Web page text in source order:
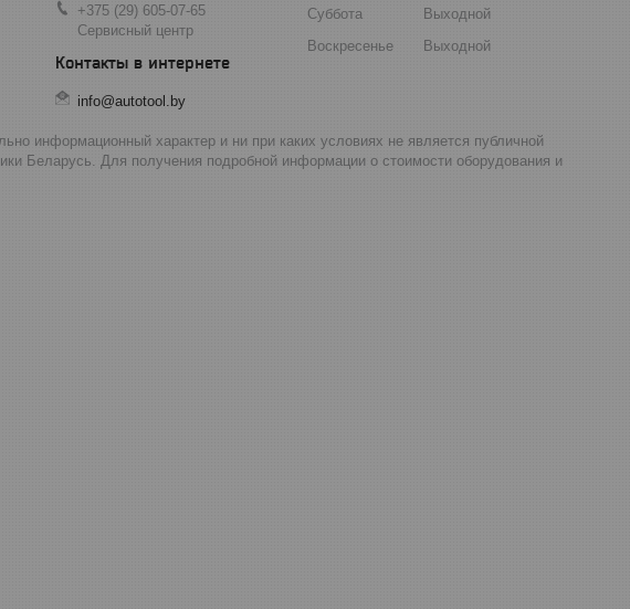
+375 (29) 605-07-65
Сервисный центр
info@autotool.by
Суббота
Выходной
Воскресенье
Выходной
информационный характер и ни при каких условиях не является публичной
Беларусь. Для получения подробной информации о стоимости оборудования и